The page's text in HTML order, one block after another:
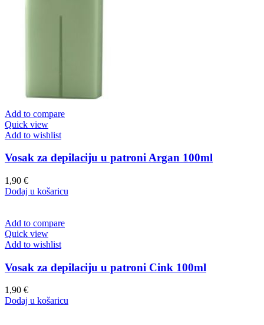
Add to compare
Quick view
Add to wishlist
Vosak za depilaciju u patroni Argan 100ml
1,90 €
Dodaj u košaricu
Add to compare
Quick view
Add to wishlist
Vosak za depilaciju u patroni Cink 100ml
1,90 €
Dodaj u košaricu